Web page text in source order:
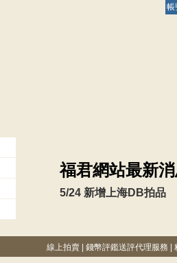
帳
福君網站最新
5/24 新增上海DB拍品
線上拍賣| 錢幣評鑑送評代理服務